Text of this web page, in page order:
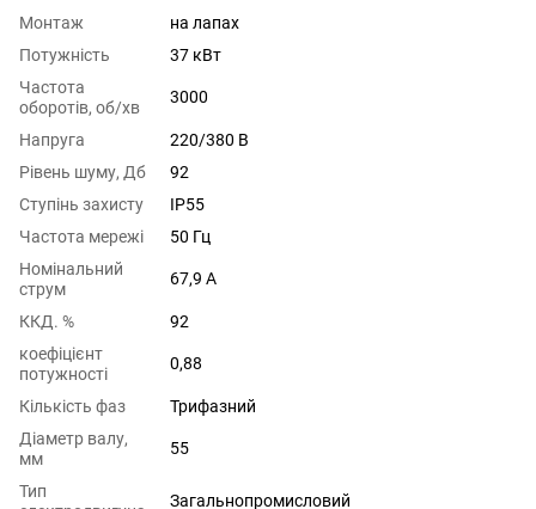
Монтаж
на лапах
Потужність
37 кВт
Частота
оборотів, об/хв
3000
Напруга
220/380 В
Рівень шуму, Дб
92
Ступінь захисту
IP55
Частота мережі
50 Гц
Номінальний
струм
67,9 A
ККД. %
92
коефіцієнт
потужності
0,88
Кількість фаз
Трифазний
Діаметр валу,
мм
55
Тип
Загальнопромисловий